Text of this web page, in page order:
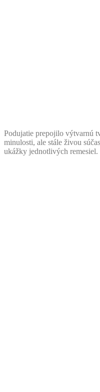
Podujatie prepojilo výtvarnú
minulosti, ale stále živou
ukážky jednotlivých remesiel.